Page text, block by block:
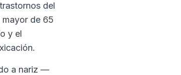
del
de 65
y el
a nariz —